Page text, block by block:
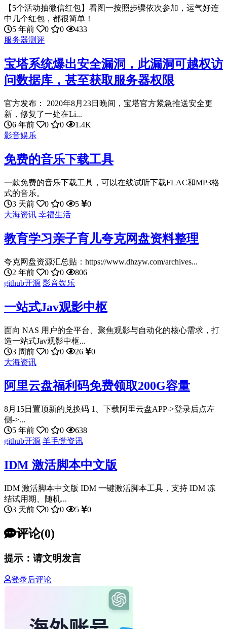
【5个活动抽微信红包】看图一按照步骤依次参加，运气好连
中几个红包，都很简单！
5 年前
0 0
433
服务器测评
宝塔系统爆出安全漏洞，此漏洞可越权访
问数据库，甚至获取服务器权限
官方发布： 2020年8月23日晚间，宝塔官方紧急推送安全更
新，修复了一处在Li...
6 年前
0 0
1.4K
影音娱乐
免费的音乐下载工具
一款免费的音乐下载工具，可以在线试听下载FLAC和MP3格
式的音乐。
3 天前
0 0 5
0
大海资讯 幸福生活
教育学习亲子育儿夸克网盘资料整理
夸克网盘资源汇总贴：https://www.dhzyw.com/archives...
2 年前
0 0
806
github开源 影音娱乐
一站式Jav观影中枢
面向 NAS 用户的全平台、聚焦观影与自动化的核心需求，打
造一站式Jav观影中枢...
3 周前
0 0 26
0
大海资讯
阿里云盘福利码免费领取200G容量
8月15日置顶新的兑换码 1、下载阿里云盘APP->登录后点左
侧->...
5 年前
0 0
638
github开源 羊毛党资讯
IDM 激活脚本中文版
IDM 激活脚本中文版 IDM 一键激活脚本工具，支持 IDM 冻
结试用期、随机...
3 天前
0 0 5 0
评论(0)
提示：请文明发言
登录后评论